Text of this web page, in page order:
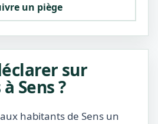
un piège
sur
Sens ?
habitants de Sens un